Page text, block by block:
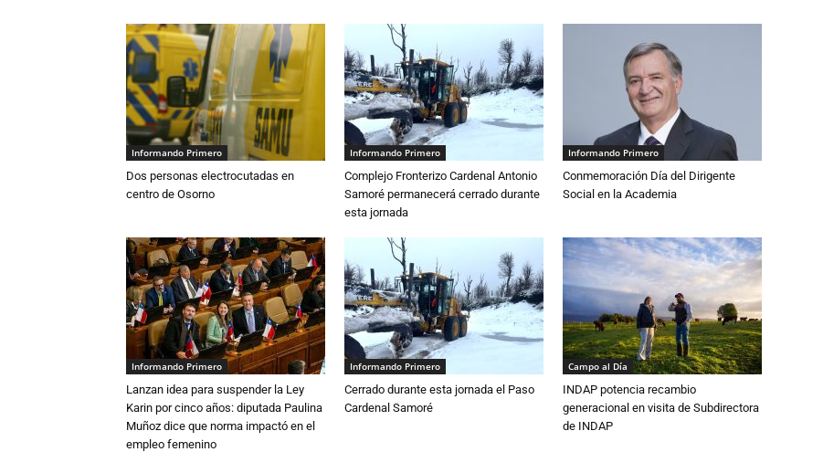
Informando Primero
Dos personas electrocutadas en
centro de Osorno
Informando Primero
Complejo Fronterizo Cardenal Antonio
Samoré permanecerá cerrado durante
esta jornada
Informando Primero
Conmemoración Día del Dirigente
Social en la Academia
Informando Primero
Lanzan idea para suspender la Ley
Karin por cinco años: diputada Paulina
Muñoz dice que norma impactó en el
empleo femenino
Informando Primero
Cerrado durante esta jornada el Paso
Cardenal Samoré
Campo al Día
INDAP potencia recambio
generacional en visita de Subdirectora
de INDAP